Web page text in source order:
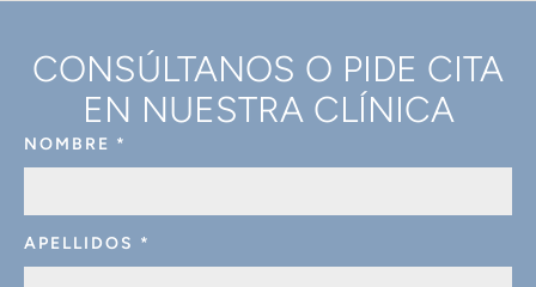
CONSÚLTANOS O PIDE CITA
EN NUESTRA CLÍNICA
NOMBRE *
APELLIDOS *